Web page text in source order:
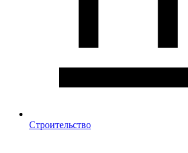
Строительство